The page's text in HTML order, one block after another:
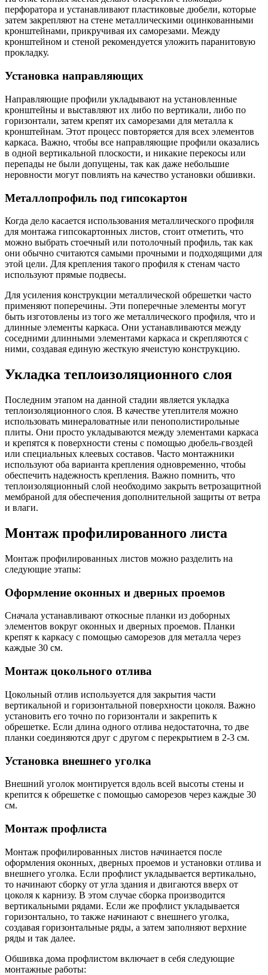
перфоратора и устанавливают пластиковые дюбели, которые
затем закрепляют на стене металлическими оцинкованными
кронштейнами, прикручивая их саморезами. Между
кронштейном и стеной рекомендуется уложить паранитовую
прокладку.
Установка направляющих
Направляющие профили укладывают на установленные
кронштейны и выставляют их либо по вертикали, либо по
горизонтали, затем крепят их саморезами для металла к
кронштейнам. Этот процесс повторяется для всех элементов
каркаса. Важно, чтобы все направляющие профили оказались
в одной вертикальной плоскости, и никакие перекосы или
перепады не были допущены, так как даже небольшие
неровности могут повлиять на качество установки обшивки.
Металлопрофиль под гипсокартон
Когда дело касается использования металлического профиля
для монтажа гипсокартонных листов, стоит отметить, что
можно выбрать стоечный или потолочный профиль, так как
они обычно считаются самыми прочными и подходящими для
этой цели. Для крепления такого профиля к стенам часто
используют прямые подвесы.
Для усиления конструкции металлической обрешетки часто
применяют поперечины. Эти поперечные элементы могут
быть изготовлены из того же металлического профиля, что и
длинные элементы каркаса. Они устанавливаются между
соседними длинными элементами каркаса и скрепляются с
ними, создавая единую жесткую ячеистую конструкцию.
Укладка теплоизоляционного слоя
Последним этапом на данной стадии является укладка
теплоизоляционного слоя. В качестве утеплителя можно
использовать минераловатные или пенополистирольные
плиты. Они просто укладываются между элементами каркаса
и крепятся к поверхности стены с помощью дюбель-гвоздей
или специальных клеевых составов. Часто монтажники
используют оба варианта крепления одновременно, чтобы
обеспечить надежность крепления. Важно помнить, что
теплоизоляционный слой необходимо закрыть ветрозащитной
мембраной для обеспечения дополнительной защиты от ветра
и влаги.
Монтаж профилированного листа
Монтаж профилированных листов можно разделить на
следующие этапы:
Оформление оконных и дверных проемов
Сначала устанавливают откосные планки из доборных
элементов вокруг оконных и дверных проемов. Планки
крепят к каркасу с помощью саморезов для металла через
каждые 30 см.
Монтаж цокольного отлива
Цокольный отлив используется для закрытия части
вертикальной и горизонтальной поверхности цоколя. Важно
установить его точно по горизонтали и закрепить к
обрешетке. Если длина одного отлива недостаточна, то две
планки соединяются друг с другом с перекрытием в 2-3 см.
Установка внешнего уголка
Внешний уголок монтируется вдоль всей высоты стены и
крепится к обрешетке с помощью саморезов через каждые 30
см.
Монтаж профлиста
Монтаж профилированных листов начинается после
оформления оконных, дверных проемов и установки отлива и
внешнего уголка. Если профлист укладывается вертикально,
то начинают сборку от угла здания и двигаются вверх от
цоколя к карнизу. В этом случае сборка производится
вертикальными рядами. Если же профлист укладывается
горизонтально, то также начинают с внешнего уголка,
создавая горизонтальные ряды, а затем заполняют верхние
ряды и так далее.
Обшивка дома профлистом включает в себя следующие
монтажные работы: